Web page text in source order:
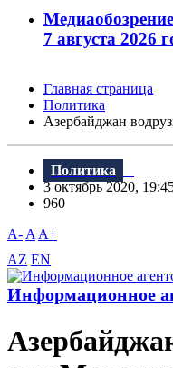
7 августа 2026
Главная страница
Политика
Азербайджан
Политика
3 октябрь 2020,
960
A- A A+
AZ EN
Информационное